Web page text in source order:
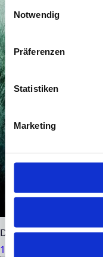
Notwendig
Präferenzen
Statistiken
Marketing
DN Group AG:
13. Juli 2026